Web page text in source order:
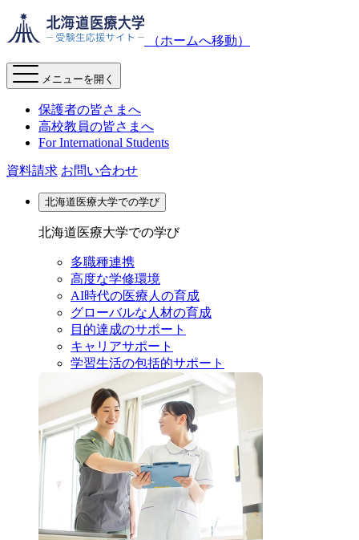
（ホームへ移動）
メニューを開く
保護者の皆さまへ
高校教員の皆さまへ
For International Students
資料請求 お問い合わせ
北海道医療大学での学び
北海道医療大学での学び
多職種連携
高度な学修環境
AI時代の医療人の育成
グローバルな人材の育成
目的達成のサポート
キャリアサポート
学習生活の包括的サポート